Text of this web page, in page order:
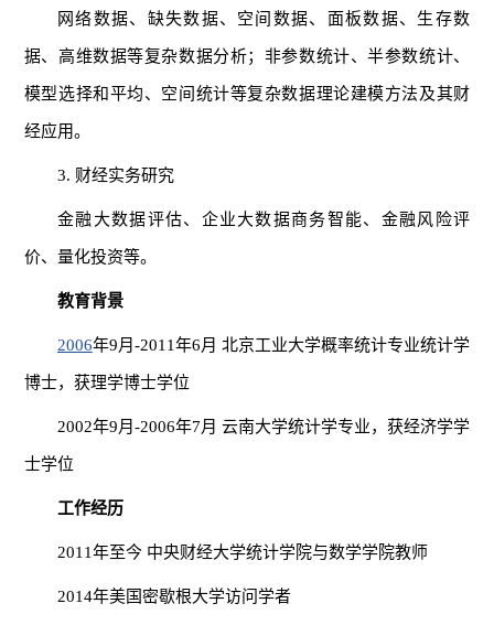
网络数据、缺失数据、空间数据、面板数据、生存数
据、高维数据等复杂数据分析；非参数统计、半参数统计、
模型选择和平均、空间统计等复杂数据理论建模方法及其财
经应用。
3. 财经实务研究
金融大数据评估、企业大数据商务智能、金融风险评
价、量化投资等。
教育背景
2006年9月-2011年6月 北京工业大学概率统计专业统计学
博士，获理学博士学位
2002年9月-2006年7月 云南大学统计学专业，获经济学学
士学位
工作经历
2011年至今 中央财经大学统计学院与数学学院教师
2014年美国密歇根大学访问学者